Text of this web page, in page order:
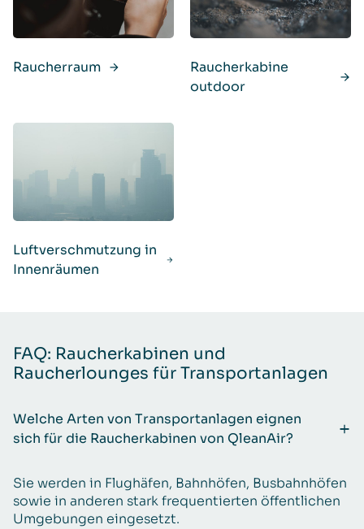
Raucherraum
Raucherkabine
outdoor
Luftverschmutzung in
Innenräumen
FAQ: Raucherkabinen und
Raucherlounges für Transportanlagen
Welche Arten von Transportanlagen eignen
sich für die Raucherkabinen von QleanAir?
Sie werden in Flughäfen, Bahnhöfen, Busbahnhöfen
sowie in anderen stark frequentierten öffentlichen
Umgebungen eingesetzt.